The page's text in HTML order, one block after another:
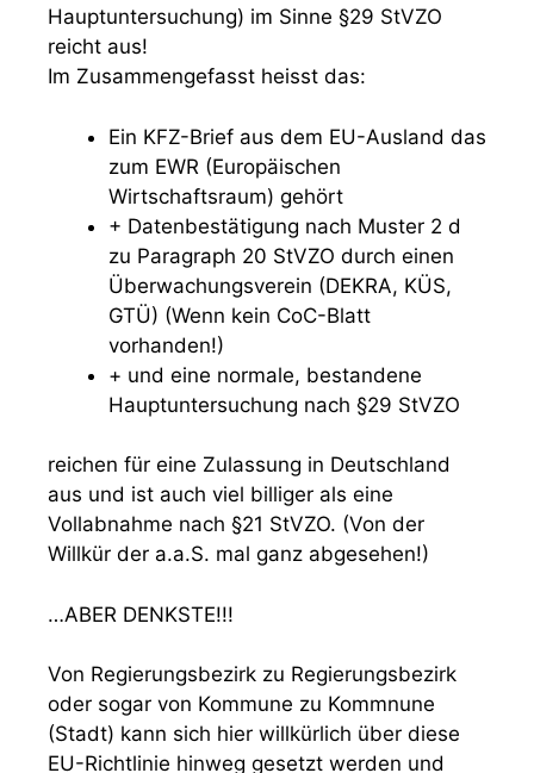
Hauptuntersuchung) im Sinne §29 StVZO
reicht aus!
Im Zusammengefasst heisst das:
Ein KFZ-Brief aus dem EU-Ausland das
zum EWR (Europäischen
Wirtschaftsraum) gehört
+ Datenbestätigung nach Muster 2 d
zu Paragraph 20 StVZO durch einen
Überwachungsverein (DEKRA, KÜS,
GTÜ) (Wenn kein CoC-Blatt
vorhanden!)
+ und eine normale, bestandene
Hauptuntersuchung nach §29 StVZO
reichen für eine Zulassung in Deutschland
aus und ist auch viel billiger als eine
Vollabnahme nach §21 StVZO. (Von der
Willkür der a.a.S. mal ganz abgesehen!)
…ABER DENKSTE!!!
Von Regierungsbezirk zu Regierungsbezirk
oder sogar von Kommune zu Kommnune
(Stadt) kann sich hier willkürlich über diese
EU-Richtlinie hinweg gesetzt werden und